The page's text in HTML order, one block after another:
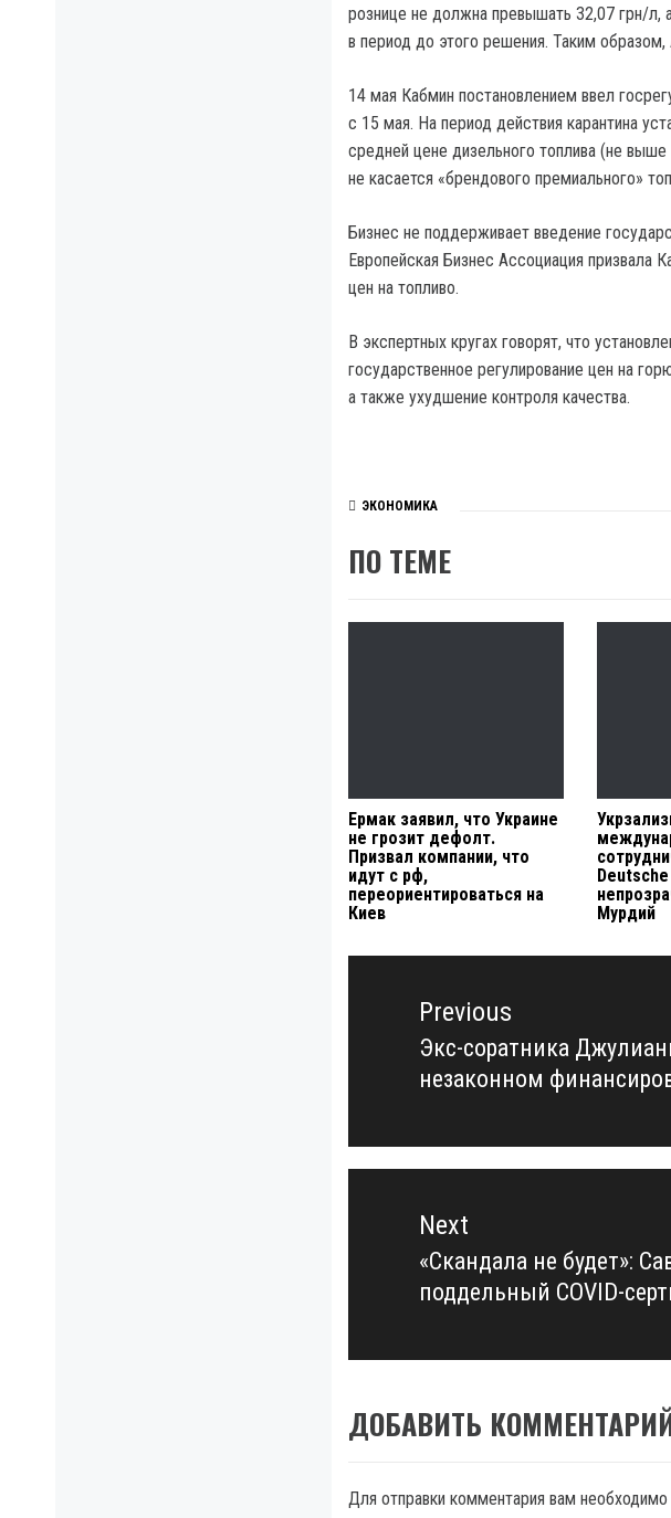
рознице не должна превышать 32,07 грн/л,
в период до этого решения. Таким
14 мая Кабмин постановлением ввел
с 15 мая. На период действия карантина
средней цене дизельного топлива (не
не касается «брендового премиального»
Бизнес не поддерживает введение
Европейская Бизнес Ассоциация призвала
цен на топливо.
В экспертных кругах говорят, что
государственное регулирование цен на
а также ухудшение контроля качества.
ЭКОНОМИКА
ПО ТЕМЕ
Ермак заявил, что Украине
не грозит дефолт.
Призвал компании, что
идут с рф,
переориентироваться на
Киев
Мурдий
Навигация
записямPrevious
Previous
post:
Экс-соратника
незаконном
Next
Next
post:
«Скандала не будет»:
поддельный COVID-
ДОБАВИТЬ
Для отправки комментария вам необходимо